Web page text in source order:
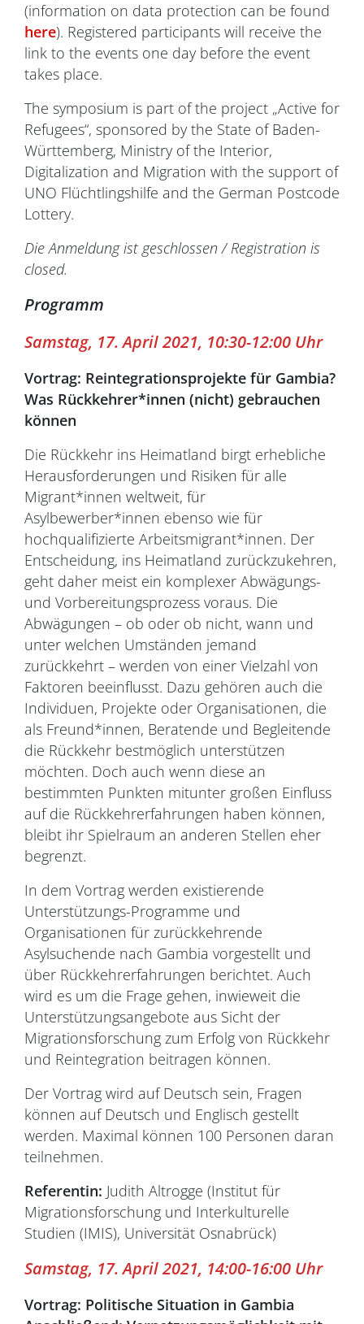
(information on data protection can be found
here). Registered participants will receive the
link to the events one day before the event
takes place.
The symposium is part of the project „Active for
Refugees“, sponsored by the State of Baden-
Württemberg, Ministry of the Interior,
Digitalization and Migration with the support of
UNO Flüchtlingshilfe and the German Postcode
Lottery.
Die Anmeldung ist geschlossen / Registration is
closed.
Programm
Samstag, 17. April 2021, 10:30-12:00 Uhr
Vortrag: Reintegrationsprojekte für Gambia?
Was Rückkehrer*innen (nicht) gebrauchen
können
Die Rückkehr ins Heimatland birgt erhebliche
Herausforderungen und Risiken für alle
Migrant*innen weltweit, für
Asylbewerber*innen ebenso wie für
hochqualifizierte Arbeitsmigrant*innen. Der
Entscheidung, ins Heimatland zurückzukehren,
geht daher meist ein komplexer Abwägungs-
und Vorbereitungsprozess voraus. Die
Abwägungen – ob oder ob nicht, wann und
unter welchen Umständen jemand
zurückkehrt – werden von einer Vielzahl von
Faktoren beeinflusst. Dazu gehören auch die
Individuen, Projekte oder Organisationen, die
als Freund*innen, Beratende und Begleitende
die Rückkehr bestmöglich unterstützen
möchten. Doch auch wenn diese an
bestimmten Punkten mitunter großen Einfluss
auf die Rückkehrerfahrungen haben können,
bleibt ihr Spielraum an anderen Stellen eher
begrenzt.
In dem Vortrag werden existierende
Unterstützungs-Programme und
Organisationen für zurückkehrende
Asylsuchende nach Gambia vorgestellt und
über Rückkehrerfahrungen berichtet. Auch
wird es um die Frage gehen, inwieweit die
Unterstützungsangebote aus Sicht der
Migrationsforschung zum Erfolg von Rückkehr
und Reintegration beitragen können.
Der Vortrag wird auf Deutsch sein, Fragen
können auf Deutsch und Englisch gestellt
werden. Maximal können 100 Personen daran
teilnehmen.
Referentin: Judith Altrogge (Institut für
Migrationsforschung und Interkulturelle
Studien (IMIS), Universität Osnabrück)
Samstag, 17. April 2021, 14:00-16:00 Uhr
Vortrag: Politische Situation in Gambia